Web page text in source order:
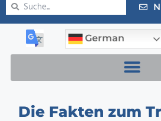
German
Die Fakten zum